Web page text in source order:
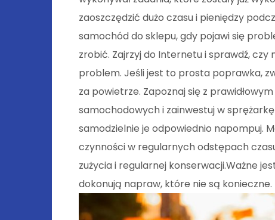
zaoszczędzić dużo czasu i pieniędzy
samochód do sklepu, gdy pojawi się
zrobić. Zajrzyj do Internetu i sprawdź,
problem. Jeśli jest to prosta poprawka,
za powietrze. Zapoznaj się z
samochodowych i zainwestuj w
samodzielnie je odpowiednio napompuj.
czynności w regularnych odstępach
zużycia i regularnej konserwacji.Ważne
dokonują napraw, które nie są konieczne.